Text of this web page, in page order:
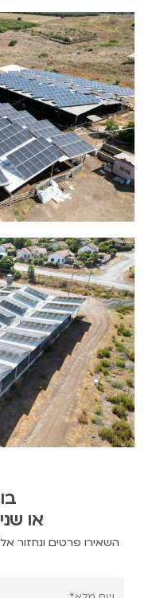
או
השאירו פרטים ונחזור